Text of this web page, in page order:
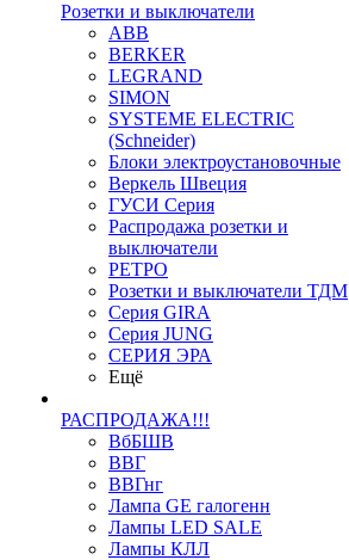
Розетки и выключатели
ABB
BERKER
LEGRAND
SIMON
SYSTEME ELECTRIC
(Schneider)
Блоки электроустановочные
Веркель Швеция
ГУСИ Серия
Распродажа розетки и
выключатели
РЕТРО
Розетки и выключатели ТДМ
Серия GIRA
Серия JUNG
СЕРИЯ ЭРА
Ещё
РАСПРОДАЖА!!!
ВбБШВ
ВВГ
ВВГнг
Лампа GE галогенн
Лампы LED SALE
Лампы КЛЛ